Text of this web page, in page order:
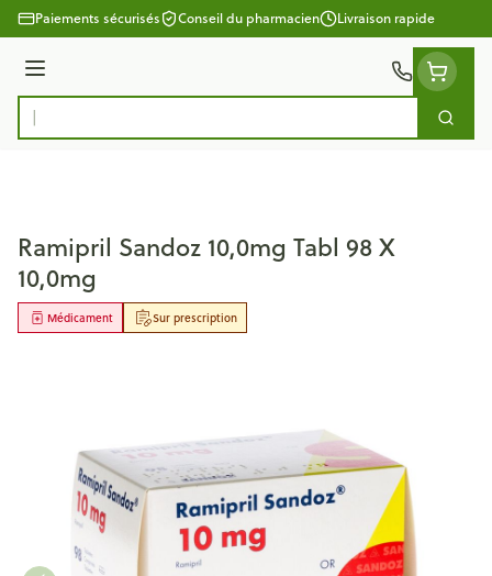
Aller au contenu
Paiements sécurisés Conseil du pharmacien Livraison rapide
Menu
Rechercher
Ramipril Sandoz 10,0mg Tabl 98 X
10,0mg
Sur prescription
Médicament